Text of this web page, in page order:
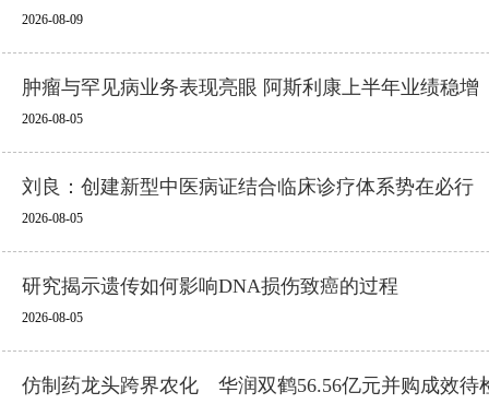
2026-08-09
肿瘤与罕见病业务表现亮眼 阿斯利康上半年业绩稳增
2026-08-05
刘良：创建新型中医病证结合临床诊疗体系势在必行
2026-08-05
研究揭示遗传如何影响DNA损伤致癌的过程
2026-08-05
仿制药龙头跨界农化 华润双鹤56.56亿元并购成效待